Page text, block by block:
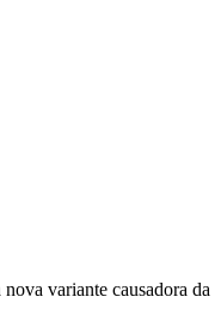
variante causadora da